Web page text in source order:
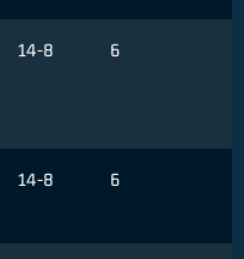
14-8 6
14-8 6